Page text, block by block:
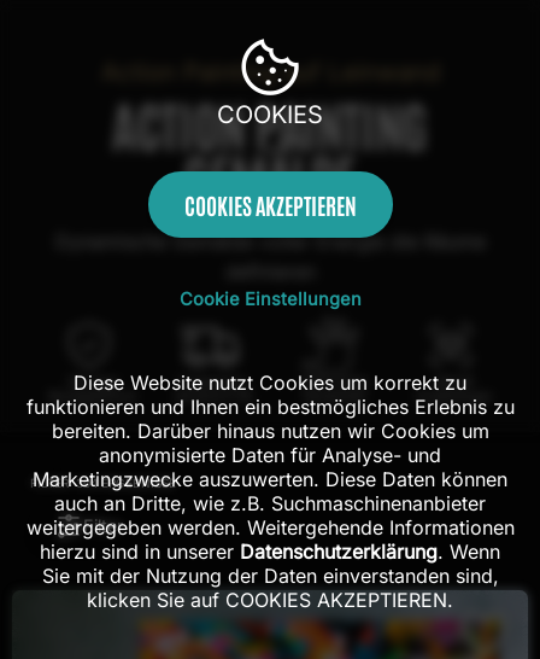
Action Painting auf Leinwand
ACTION PAINTING
GEMÄLDE
Dynamische Gemälde voller Energie die Räume
100 Tage
Rückgaberecht
Kostenloser
Versand in DE
100% echte
Handarbeit
Mit AR
Probehängen
FILTER:304 ERGEBNISSE
Filter
COOKIES
COOKIES AKZEPTIEREN
Cookie Einstellungen
Diese Website nutzt Cookies um korrekt zu
funktionieren und Ihnen ein bestmögliches Erlebnis zu
bereiten. Darüber hinaus nutzen wir Cookies um
anonymisierte Daten für Analyse- und
Marketingzwecke auszuwerten. Diese Daten können
auch an Dritte, wie z.B. Suchmaschinenanbieter
weitergegeben werden. Weitergehende Informationen
hierzu sind in unserer Datenschutzerklärung. Wenn
Sie mit der Nutzung der Daten einverstanden sind,
klicken Sie auf COOKIES AKZEPTIEREN.